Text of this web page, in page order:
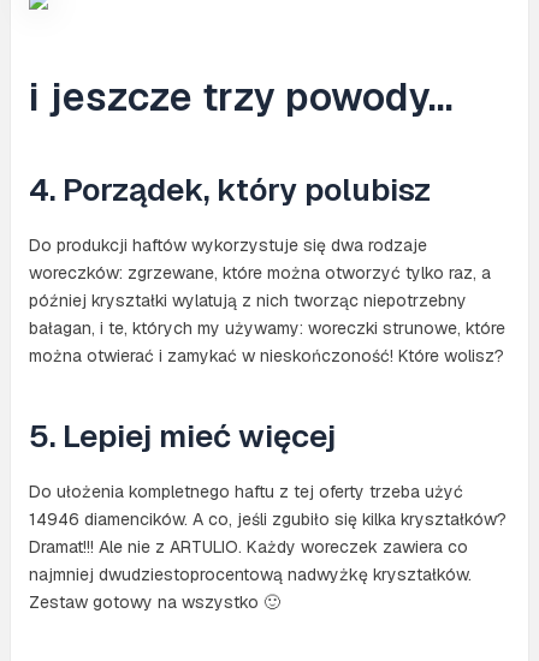
i jeszcze trzy powody…
4. Porządek, który polubisz
Do produkcji haftów wykorzystuje się dwa rodzaje
woreczków: zgrzewane, które można otworzyć tylko raz, a
później kryształki wylatują z nich tworząc niepotrzebny
bałagan, i te, których my używamy: woreczki strunowe, które
można otwierać i zamykać w nieskończoność! Które wolisz?
5. Lepiej mieć więcej
Do ułożenia kompletnego haftu z tej oferty trzeba użyć
14946 diamencików. A co, jeśli zgubiło się kilka kryształków?
Dramat!!! Ale nie z ARTULIO. Każdy woreczek zawiera co
najmniej dwudziestoprocentową nadwyżkę kryształków.
Zestaw gotowy na wszystko 🙂